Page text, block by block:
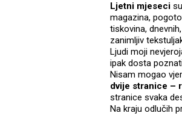
Ljetni mjeseci
magazina,
tiskovina,
zanimljiv
Ljudi moji
ipak dosta
Nisam mogao
dvije stranice –
stranice svaka
Na kraju odlučih